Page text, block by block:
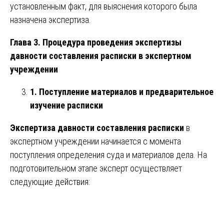
установленным факт, для выяснения которого была
назначена экспертиза.
Глава 3. Процедура проведения экспертизы
давности составления расписки в экспертном
учреждении
1. Поступление материалов и предварительное
изучение расписки
Экспертиза давности составления расписки в
экспертном учреждении начинается с момента
поступления определения суда и материалов дела. На
подготовительном этапе эксперт осуществляет
следующие действия: